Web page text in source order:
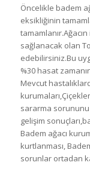
Öncelikle badem
eksikliğinin
sağlanacak olan
edebilirsiniz.Bu
%30 hasat
Mevcut
sararma sorununu
gelişim
Badem ağacı
kurtlanması,
sorunlar ortadan